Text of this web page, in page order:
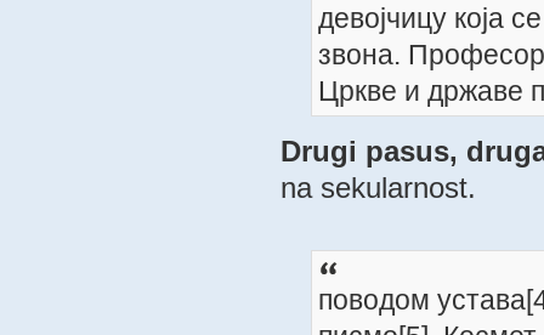
девојчицу која
звона. Професор
Цркве и државе
Drugi pasus,
na sekularnost.
поводом